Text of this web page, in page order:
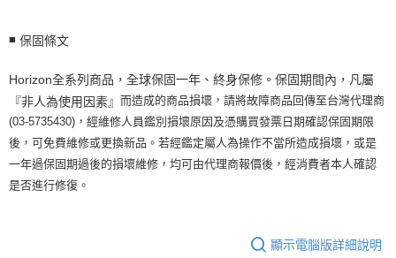
■ 保固條文
Horizon全系列商品，全球保固一年、終身保修。保固期間內，凡屬
『非人為使用因素』 而造成的商品損壞，請將故障商品回傳至台灣代理商
(03-5735430)，經維修人員鑑別損壞原因及憑購買發票日期確認保固期限
後，可免費維修或更換新品。若經鑑定屬人為操作不當所造成損壞，或是
一年過保固期過後的損壞維修，均可由代理商報價後，經消費者本人確認
是否進行修復。
顯示電腦版詳細說明